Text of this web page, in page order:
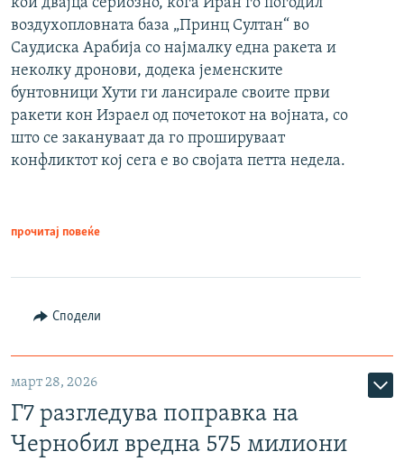
воздухопловната база „Принц Султан“ во
Саудиска Арабија со најмалку една ракета и
неколку дронови, додека јеменските
бунтовници Хути ги лансирале своите први
ракети кон Израел од почетокот на војната, со
што се закануваат да го прошируваат
конфликтот кој сега е во својата петта недела.
прочитај повеќе
Сподели
март 28, 2026
Г7 разгледува поправка на
Чернобил вредна 575 милиони